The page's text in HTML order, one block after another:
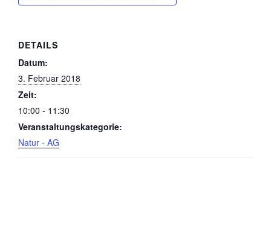
DETAILS
Datum:
3. Februar 2018
Zeit:
10:00 - 11:30
Veranstaltungskategorie:
Natur - AG